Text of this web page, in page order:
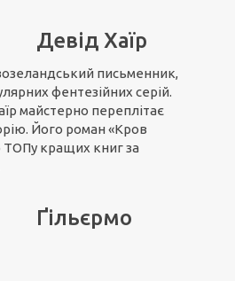
Девід Хаїр
письменник,
фентезійних серій.
майстерно переплітає
Його роман «Кров
ТОПу кращих книг за
Ґільєрмо